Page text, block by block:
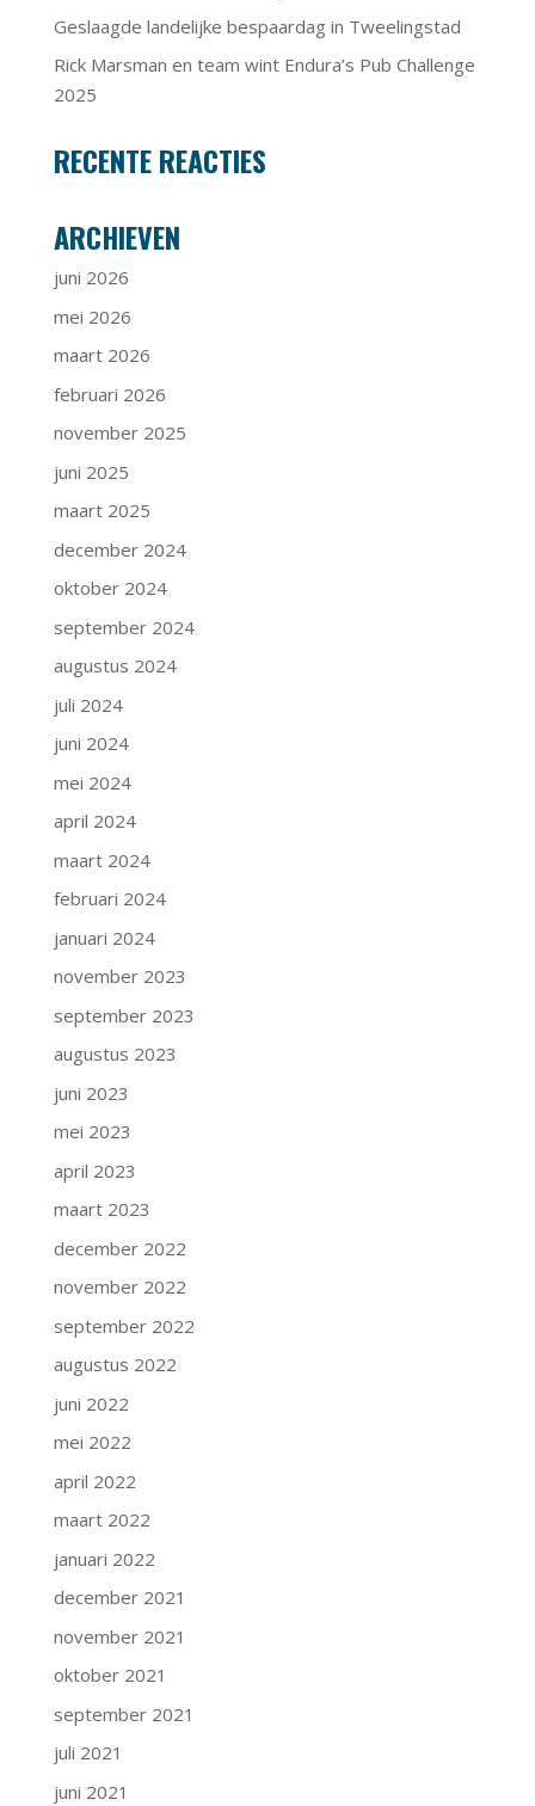
Geslaagde landelijke bespaardag in Tweelingstad
Rick Marsman en team wint Endura’s Pub Challenge
2025
RECENTE REACTIES
ARCHIEVEN
juni 2026
mei 2026
maart 2026
februari 2026
november 2025
juni 2025
maart 2025
december 2024
oktober 2024
september 2024
augustus 2024
juli 2024
juni 2024
mei 2024
april 2024
maart 2024
februari 2024
januari 2024
november 2023
september 2023
augustus 2023
juni 2023
mei 2023
april 2023
maart 2023
december 2022
november 2022
september 2022
augustus 2022
juni 2022
mei 2022
april 2022
maart 2022
januari 2022
december 2021
november 2021
oktober 2021
september 2021
juli 2021
juni 2021